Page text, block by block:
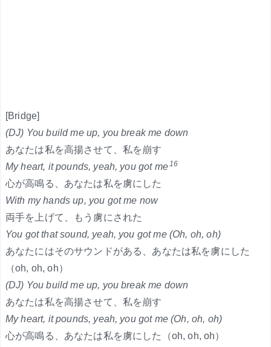
[Bridge]
(DJ) You build me up, you break me down
あなたは私を高揚させて、私を崩す
My heart, it pounds, yeah, you got me16
心が高鳴る、あなたは私を虜にした
With my hands up, you got me now
両手を上げて、もう虜にされた
You got that sound, yeah, you got me (Oh, oh, oh)
あなたにはそのサウンドがある、あなたは私を虜にした
（oh, oh, oh）
(DJ) You build me up, you break me down
あなたは私を高揚させて、私を崩す
My heart, it pounds, yeah, you got me (Oh, oh, oh)
心が高鳴る、あなたは私を虜にした（oh, oh, oh）